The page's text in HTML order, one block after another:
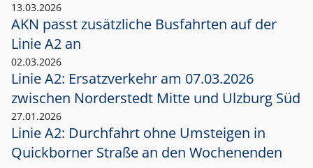
13.03.2026
AKN passt zusätzliche Busfahrten auf der
Linie A2 an
02.03.2026
Linie A2: Ersatzverkehr am 07.03.2026
zwischen Norderstedt Mitte und Ulzburg Süd
27.01.2026
Linie A2: Durchfahrt ohne Umsteigen in
Quickborner Straße an den Wochenenden